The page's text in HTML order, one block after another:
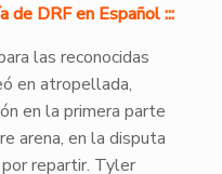
de DRF en Español :::
las reconocidas
en atropellada,
en la primera parte
arena, en la disputa
repartir. Tyler